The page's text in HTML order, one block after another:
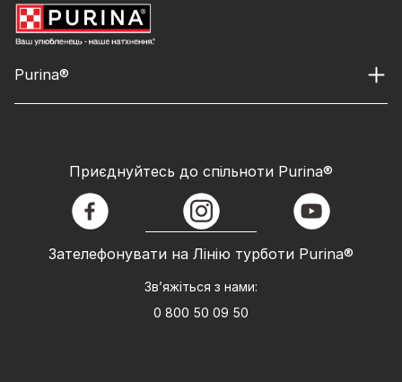
Purina®
Зателефонувати на Лінію турботи Purina®
Зв’яжіться з нами:
0 800 50 09 50
Приєднуйтесь до спільноти Purina®
facebook instagram youtube